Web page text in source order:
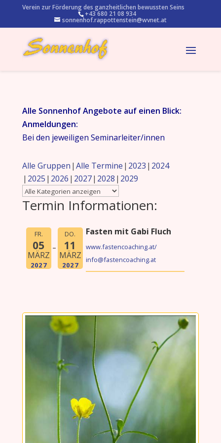
Verein zur Förderung des ganzheitlichen bewussten Seins
+43 680 21 08 934
sonnenhof.rappottenstein@wvnet.at
Alle Sonnenhof Angebote auf einen Blick:
Anmeldungen:
Bei den jeweiligen Seminarleiter/innen
Alle Gruppen Alle Termine 2023 2024
2025 2026 2027 2028 2029
Termin Informationen:
FR.
05
MÄRZ
2027
DO.
11
MÄRZ
2027
Fasten mit Gabi Fluch
www.fastencoaching.at/
info@fastencoaching.at